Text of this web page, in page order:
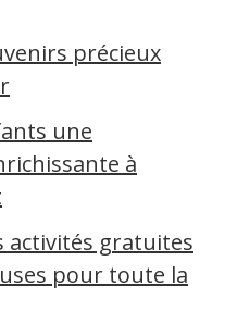
précieux
une
à
activités gratuites
pour toute la